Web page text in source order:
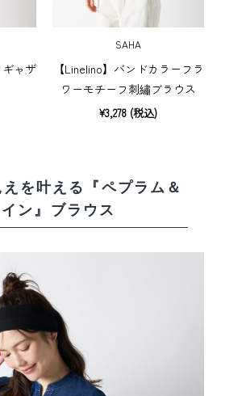
ギャザ
SAHA
【Linelino】バンドカラーフラ
ワーモチーフ刺繡ブラウス
¥3,278 (税込)
を叶える 『ペプラム＆
ン』ブラウス